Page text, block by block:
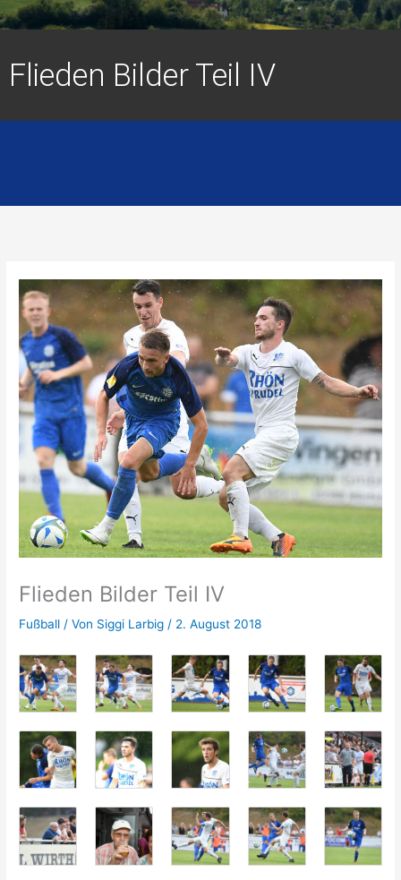
Flieden Bilder Teil IV
Flieden Bilder Teil IV
Fußball / Von Siggi Larbig/ 2. August 2018